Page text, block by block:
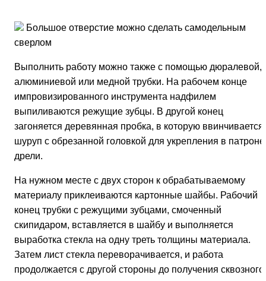
Большое отверстие можно сделать самодельным
сверлом
Выполнить работу можно также с помощью дюралевой,
алюминиевой или медной трубки. На рабочем конце
импровизированного инструмента надфилем
выпиливаются режущие зубцы. В другой конец
загоняется деревянная пробка, в которую ввинчивается
шуруп с обрезанной головкой для укрепления в патроне
дрели.
На нужном месте с двух сторон к обрабатываемому
материалу приклеиваются картонные шайбы. Рабочий
конец трубки с режущими зубцами, смоченный
скипидаром, вставляется в шайбу и выполняется
выработка стекла на одну треть толщины материала.
Затем лист стекла переворачивается, и работа
продолжается с другой стороны до получения сквозного